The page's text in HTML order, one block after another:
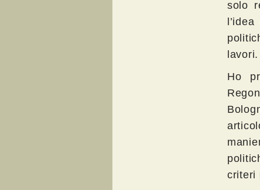
solo
lavori.
Ho
criteri